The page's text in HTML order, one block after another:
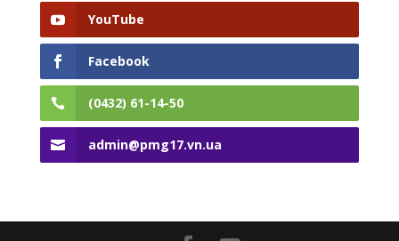
YouTube
Facebook
(0432) 61-14-50
admin@pmg17.vn.ua